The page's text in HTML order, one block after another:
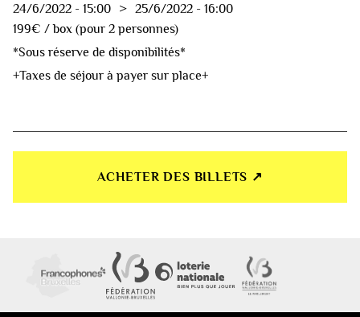
24/6/2022 - 15:00 > 25/6/2022 - 16:00
199€ / box (pour 2 personnes)
*Sous réserve de disponibilités*
+Taxes de séjour à payer sur place+
ACHETER DES BILLETS ↗︎